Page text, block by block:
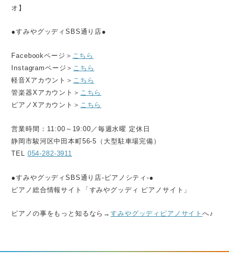
オ】
●すみやグッディSBS通り店●
Facebookページ＞ こちら
Instagramページ＞ こちら
軽音Xアカウント＞ こちら
管楽器Xアカウント＞ こちら
ピアノXアカウント＞ こちら
営業時間：11:00～19:00／毎週水曜 定休日
静岡市駿河区中田本町56-5（大型駐車場完備）
TEL 054-282-3911
●すみやグッディSBS通り店-ピアノシティ-●
ピアノ総合情報サイト「すみやグッディ ピアノサイト」
ピアノの事をもっと知るなら→すみやグッディピアノサイトへ♪